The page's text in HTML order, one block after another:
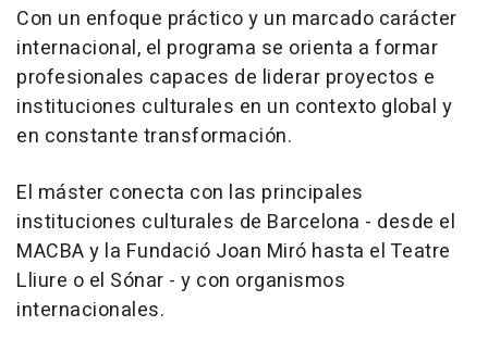
Con un enfoque práctico y un marcado carácter
internacional, el programa se orienta a formar
profesionales capaces de liderar proyectos e
instituciones culturales en un contexto global y
en constante transformación.
El máster conecta con las principales
instituciones culturales de Barcelona - desde el
MACBA y la Fundació Joan Miró hasta el Teatre
Lliure o el Sónar - y con organismos
internacionales.